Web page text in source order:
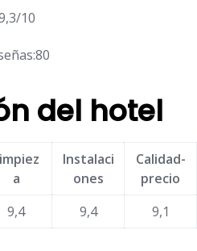
10
del hotel
a
Instalaci
ones
Calidad-
precio
9,4 9,4 9,1